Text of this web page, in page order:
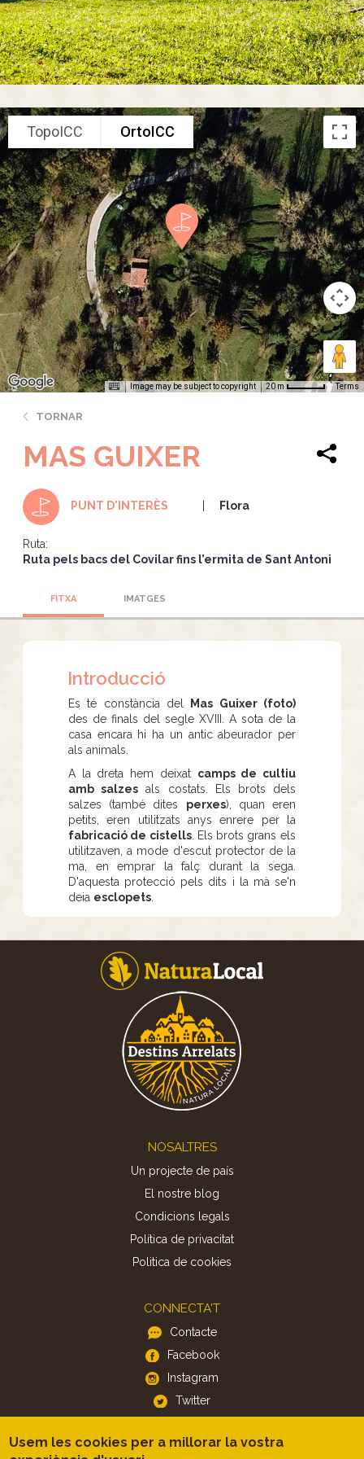
TopoICC OrtoICC
Image may be subject to copyright 20 m Terms
TORNAR
MAS GUIXER
PUNT D'INTERÈS Flora
Ruta:
Ruta pels bacs del Covilar fins l’ermita de Sant Antoni
FITXA IMATGES
Introducció
Es té constància del
Mas Guixer (foto)
des de finals del segle XVIII. A sota de la
casa encara hi ha un antic abeurador per
als animals.
A la dreta hem deixat camps de cultiu
amb salzes als costats. Els brots dels
salzes (també dites perxes), quan eren
petits, eren utilitzats anys enrere per la
fabricació de cistells. Els brots grans els
utilitzaven, a mode d'escut protector de la
ma, en emprar la falç durant la sega.
D'aquesta protecció pels dits i la mà se'n
deia esclopets
NOSALTRES
Un projecte de país
El nostre blog
Condicions legals
Política de privacitat
Politica de cookies
CONNECTA'T
Contacte
Facebook
Instagram
Twitter
APP
Usem les cookies per a millorar la vostra